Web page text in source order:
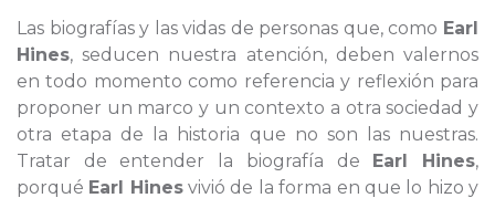
Las biografías y las vidas de personas que, como Earl
Hines, seducen nuestra atención, deben valernos
en todo momento como referencia y reflexión para
proponer un marco y un contexto a otra sociedad y
otra etapa de la historia que no son las nuestras.
Tratar de entender la biografía de Earl Hines,
porqué Earl Hinesvivió de la forma en que lo hizo y